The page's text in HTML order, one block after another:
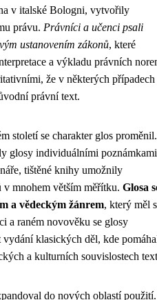
v italské Bologni, vytvořily
právu. Právníci a učenci psali
ustanovením zákonů, které
a výkladu právních
že v některých případech
právní text.
století se charakter glos proměnil.
glosy individuálními poznámkami
tištěné knihy umožnily
v mnohem větším měřítku. Glosa
a vědeckým žánrem, který měl
a raném novověku se glosy
klasických děl, kde
a kulturních souvislostech
do nových oblastí